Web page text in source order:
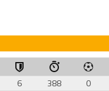
6 388 0